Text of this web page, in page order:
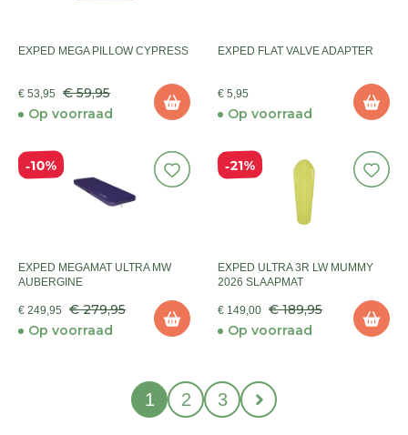
EXPED MEGA PILLOW CYPRESS
€ 53,95
€ 59,95
Op voorraad
EXPED FLAT VALVE ADAPTER
€ 5,95
Op voorraad
10%
EXPED MEGAMAT ULTRA MW
AUBERGINE
€ 249,95
€ 279,95
Op voorraad
21%
EXPED ULTRA 3R LW MUMMY
2026 SLAAPMAT
€ 149,00 € 189,95
Op voorraad
1 2 3